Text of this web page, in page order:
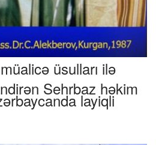
üsulları ilə
Sehrbaz həkim
layiqli